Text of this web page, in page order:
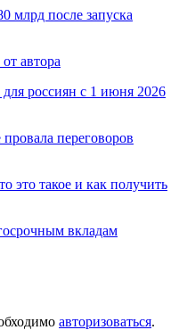
млрд после запуска
автора
россиян с 1 июня 2026
переговоров
это такое и как получить
вкладам
авторизоваться.